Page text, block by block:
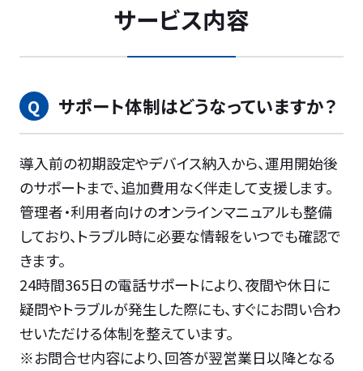
サービス内容
サポート体制はどうなっていますか？
導入前の初期設定やデバイス納入から、運用開始後
のサポートまで、追加費用なく伴走して支援します。
管理者・利用者向けのオンラインマニュアルも整備
しており、トラブル時に必要な情報をいつでも確認で
きます。
24時間365日の電話サポートにより、夜間や休日に
疑問やトラブルが発生した際にも、すぐにお問い合わ
せいただける体制を整えています。
※お問合せ内容により、回答が翌営業日以降となる